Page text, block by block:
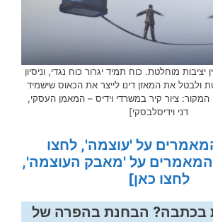
מוחלטת. כוח תמיד יגרור כוח נגדי, וניסיון
ולבטל את המאזן דינו לייצר את הכאוס שישמיד
ציור קיר במשרדי וידיס – המאמן העסקי,
דני וידיסלבסקי]
על 'עוצמה', לחצו
על 'מאבק העוצמה',
לחצו כאן]
בכתבה? הבחנת בהפרה של